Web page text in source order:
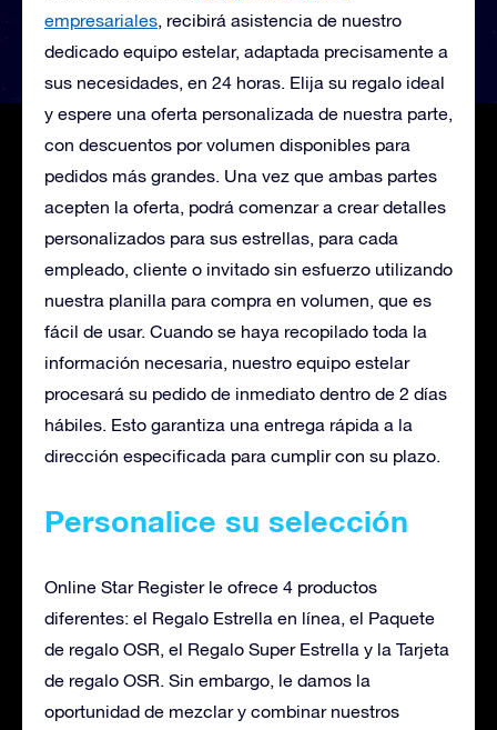
empresariales, recibirá asistencia de nuestro
dedicado equipo estelar, adaptada precisamente a
sus necesidades, en 24 horas. Elija su regalo ideal
y espere una oferta personalizada de nuestra parte,
con descuentos por volumen disponibles para
pedidos más grandes. Una vez que ambas partes
acepten la oferta, podrá comenzar a crear detalles
personalizados para sus estrellas, para cada
empleado, cliente o invitado sin esfuerzo utilizando
nuestra planilla para compra en volumen, que es
fácil de usar. Cuando se haya recopilado toda la
información necesaria, nuestro equipo estelar
procesará su pedido de inmediato dentro de 2 días
hábiles. Esto garantiza una entrega rápida a la
dirección especificada para cumplir con su plazo.
Personalice su selección
Online Star Register le ofrece 4 productos
diferentes: el Regalo Estrella en línea, el Paquete
de regalo OSR, el Regalo Super Estrella y la Tarjeta
de regalo OSR. Sin embargo, le damos la
oportunidad de mezclar y combinar nuestros